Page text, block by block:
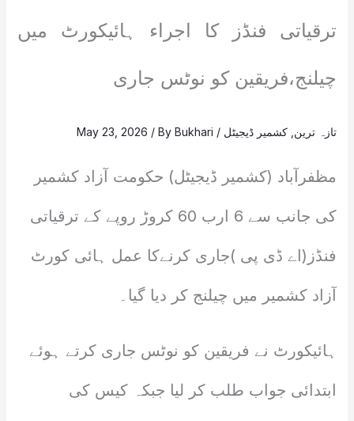
ترقیاتی فنڈز کا اجراء ہائیکورٹ میں
چیلنج،فریقین کو نوٹس جاری
تازہ ترین کشمیر ڈیجیٹل /
May 23, 2026 / ByBukhari
مظفرآباد (کشمیر ڈیجیٹل) حکومت آزاد کشمیر
کی جانب سے 6 ارب 60 کروڑ روپے کے ترقیاتی
فنڈز(اے ڈی پی )جاری کرنےکا عمل ہائی کورٹ
آزاد کشمیر میں چیلنج کر دیا گیا۔
ہائیکورٹ نے فریقین کو نوٹس جاری کرتے ہوئے
ابتدائی جواب طلب کر لیا جبکہ کیس کی